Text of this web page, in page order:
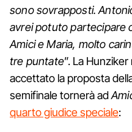
sono sovrapposti.
avrei potuto partecipare
Amici e Maria, molto
tre puntate”. La
accettato la proposta
semifinale tornerà ad
quarto giudice speciale: